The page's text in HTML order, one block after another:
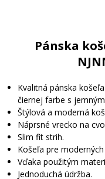
Pánska
Kvalitná pánska
čiernej farbe s
Štýlová a moderná
Náprsné vrecko na
Slim fit strih.
Košeľa pre
Vďaka použitým
Jednoduchá údržba.